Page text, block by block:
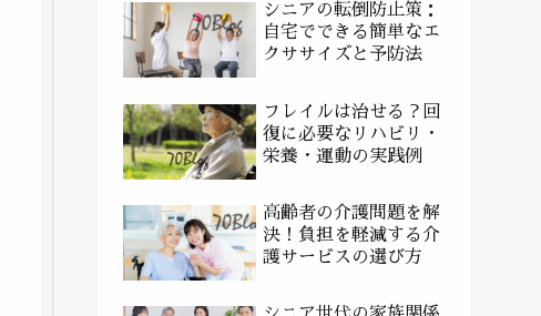
シニアの転倒防止策：
自宅でできる簡単なエ
クササイズと予防法
フレイルは治せる？回
復に必要なリハビリ・
栄養・運動の実践例
高齢者の介護問題を解
決！負担を軽減する介
護サービスの選び方